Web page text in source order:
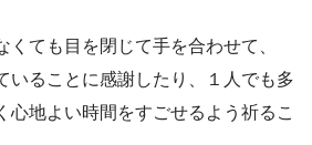
くても目を閉じて手を合わせて、
いることに感謝したり、１人でも多
心地よい時間をすごせるよう祈るこ